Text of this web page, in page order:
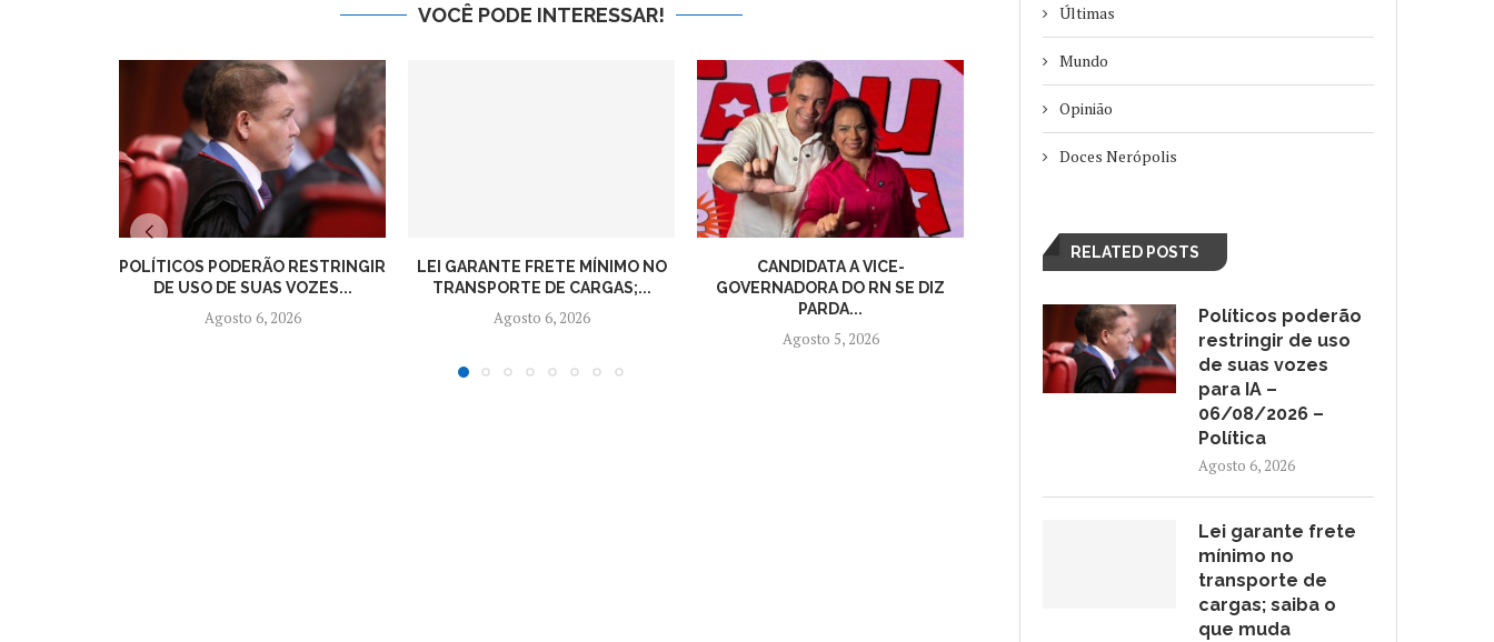
VOCÊ PODE INTERESSAR!
POLÍTICOS PODERÃO RESTRINGIR
DE USO DE SUAS VOZES...
Agosto 6, 2026
LEI GARANTE FRETE MÍNIMO NO
TRANSPORTE DE CARGAS;...
Agosto 6, 2026
CANDIDATA A VICE-
GOVERNADORA DO RN SE DIZ
PARDA...
Agosto 5, 2026
BRASIL REPUDIA REVOGAÇÃO DE
Agosto 5, 2026 Agosto 4, 2026
Últimas
Mundo
Opinião
Doces Nerópolis
RELATED POSTS
Políticos poderão
restringir de uso
de suas vozes
para IA –
06/08/2026 –
Política
Agosto 6, 2026
Lei garante frete
mínimo no
transporte de
cargas; saiba o
que muda